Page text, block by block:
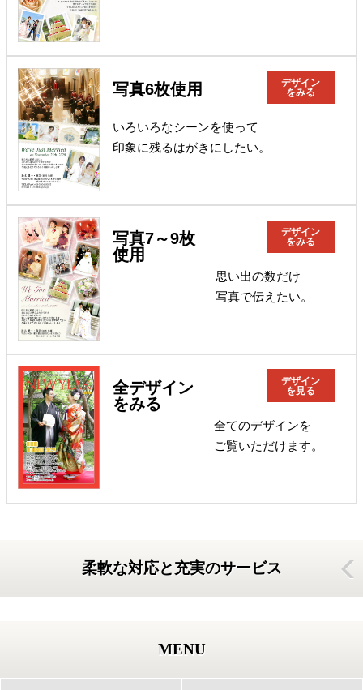
写真6枚使用
デザイン
をみる
いろいろなシーンを使って
印象に残るはがきにしたい。
写真7～9枚
使用
デザイン
をみる
思い出の数だけ
写真で伝えたい。
全デザイン
をみる
デザイン
を見る
全てのデザインを
ご覧いただけます。
柔軟な対応と充実のサービス
MENU